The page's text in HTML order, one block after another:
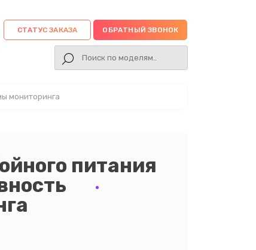
СТАТУС ЗАКАЗА ОБРАТНЫЙ ЗВОНОК
мониторинга
питания